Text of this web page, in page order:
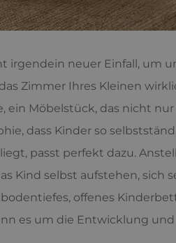
irgendein neuer Einfall, um
Zimmer Ihres Kleinen
ein Möbelstück, das nicht
dass Kinder so
passt perfekt dazu.
Kind selbst aufstehen, sich
offenes
es um die Entwicklung und